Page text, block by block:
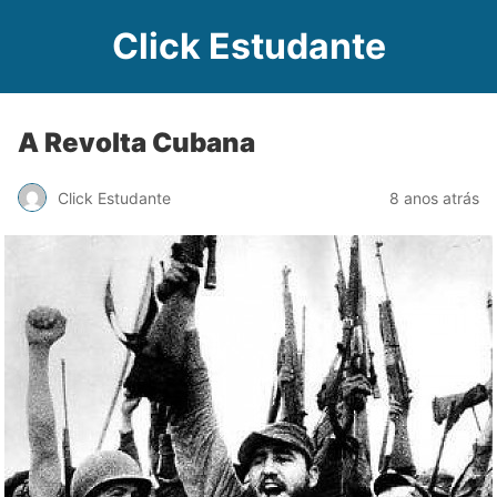
Click Estudante
A Revolta Cubana
Click Estudante 8 anos atrás